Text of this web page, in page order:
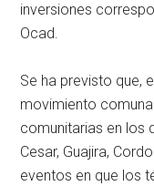
inversiones
Ocad.
Se ha previsto que,
movimiento
comunitarias en los
Cesar, Guajira,
eventos en que los